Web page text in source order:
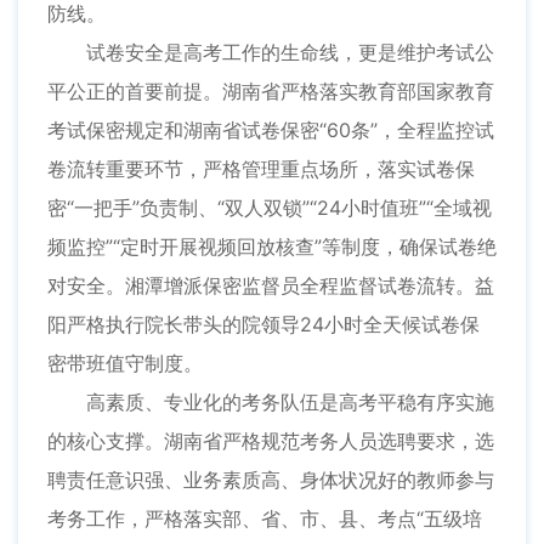
防线。
试卷安全是高考工作的生命线，更是维护考试公
平公正的首要前提。湖南省严格落实教育部国家教育
考试保密规定和湖南省试卷保密“60条”，全程监控试
卷流转重要环节，严格管理重点场所，落实试卷保
密“一把手”负责制、“双人双锁”“24小时值班”“全域视
频监控”“定时开展视频回放核查”等制度，确保试卷绝
对安全。湘潭增派保密监督员全程监督试卷流转。益
阳严格执行院长带头的院领导24小时全天候试卷保
密带班值守制度。
高素质、专业化的考务队伍是高考平稳有序实施
的核心支撑。湖南省严格规范考务人员选聘要求，选
聘责任意识强、业务素质高、身体状况好的教师参与
考务工作，严格落实部、省、市、县、考点“五级培